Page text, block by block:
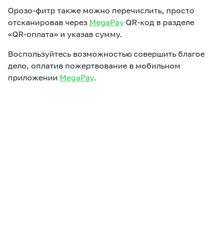
Орозо-фитр также можно перечислить, просто
отсканировав через MegaPay QR-код в разделе
«QR-оплата» и указав сумму.
Воспользуйтесь возможностью совершить благое
дело, оплатив пожертвование в мобильном
приложении MegaPay.